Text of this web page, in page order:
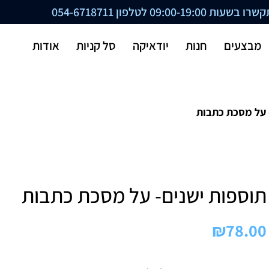
09:00-19:00 לטלפון 054-6718711
מבצעים חנות יודאיקה סל קניות אודות
על מסכת כתבות
תוספות ישנים- על מסכת כתבות
₪78.00